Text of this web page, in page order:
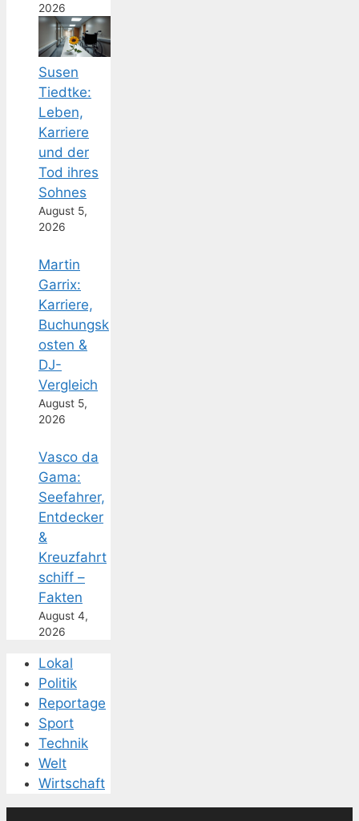
2026
Susen
Tiedtke:
Leben,
Karriere
und der
Tod ihres
Sohnes
August 5,
2026
Martin
Garrix:
Karriere,
Buchungsk
osten &
DJ-
Vergleich
August 5,
2026
Vasco da
Gama:
Seefahrer,
Entdecker
&
Kreuzfahrt
schiff –
Fakten
August 4,
2026
Lokal
Politik
Reportage
Sport
Technik
Welt
Wirtschaft